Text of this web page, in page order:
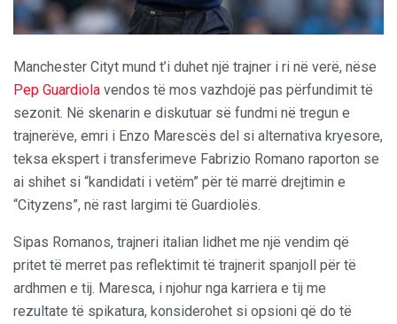
Manchester Cityt mund t’i duhet një trajner i ri në verë, nëse
Pep Guardiola vendos të mos vazhdojë pas përfundimit të
sezonit. Në skenarin e diskutuar së fundmi në tregun e
trajnerëve, emri i Enzo Marescës del si alternativa kryesore,
teksa ekspert i transferimeve Fabrizio Romano raporton se
ai shihet si “kandidati i vetëm” për të marrë drejtimin e
“Cityzens”, në rast largimi të Guardiolës.
Sipas Romanos, trajneri italian lidhet me një vendim që
pritet të merret pas reflektimit të trajnerit spanjoll për të
ardhmen e tij. Maresca, i njohur nga karriera e tij me
rezultate të spikatura, konsiderohet si opsioni që do të